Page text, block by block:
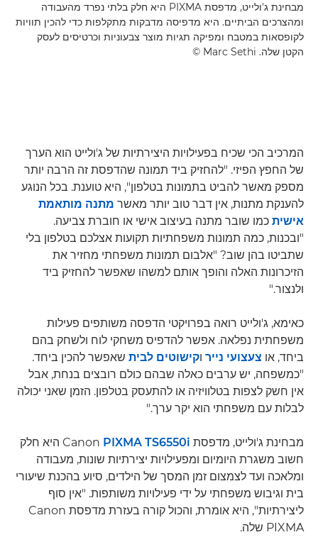
מבחינת ג'ולייט, מדפסת PIXMA היא חלק בלתי נפרד מהעבודה
ומהצרכים הביתיים. היא מדפיסה מדבקות מתקלפות כדי להכין תוויות
לקופסאות במטבח ומפיקה תגיות מוצר צבעוניות וכרטיסים לעסק
הקטן שלה. ‎© Marc Sethi
המרכיב הכי שכיח בפעילויות היצירתיות של ג'ולייט הוא הערך
של החפץ הפיזי. "להחזיק ביד תמונה שהדפסת זה הרבה יותר
מספק מאשר להביט בתמונות בטלפון", היא טוענת. בכל הנוגע
להענקת מתנות, אין דבר טוב יותר מאשר מתנה מותאמת
אישית כמו שובר מתנה בעיצוב אישי או חוברת צביעה.
"ובכנות, כמה תמונות משפחתיות תקועות אצלכם בטלפון בלי
שתביטו בהן שוב? "אלבום תמונות משפחתי מחזיר את
הזיכרונות האלה והופך אותם למשהו שאפשר להחזיק ביד
ולנצור."
כאימא, ג'ולייט רואה בפרויקטי הדפסה משותפים פעילות
משפחתית נפלאה. אפשר להדפיס משחקי לוח ולשחק בהם
ביחד, או צעצועי נייר וקישוטים לבית שאפשר להכין ביחד.
"כמשפחה, יש ערבים כאלה שבהם כולם רובצים בנחת, אבל
אין חשק לצפות בטלוויזיה או להתעסק בטלפון. הזמן שאני יכולה
לבלות עם משפחתי הוא יקר ערך."
מבחינת ג'ולייט, מדפסת Canon PIXMA TS6550i
היא חלק
חשוב משגרת היומיום ומפעילויות יצירתיות שונות, מעבודה
ומלאכה ועד לצמצום זמן המסך של הילדים, סיוע בהכנת שיעורי
בית וגיבוש משפחתי על ידי פעילויות משותפות. "אין סוף
ליצירתיות", היא אומרת, והכול קורה בעזרת מדפסת Canon
PIXMA שלה.